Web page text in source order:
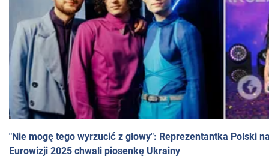
"Nie mogę tego wyrzucić z głowy": Reprezentantka Polski
Eurowizji 2025 chwali piosenkę Ukrainy